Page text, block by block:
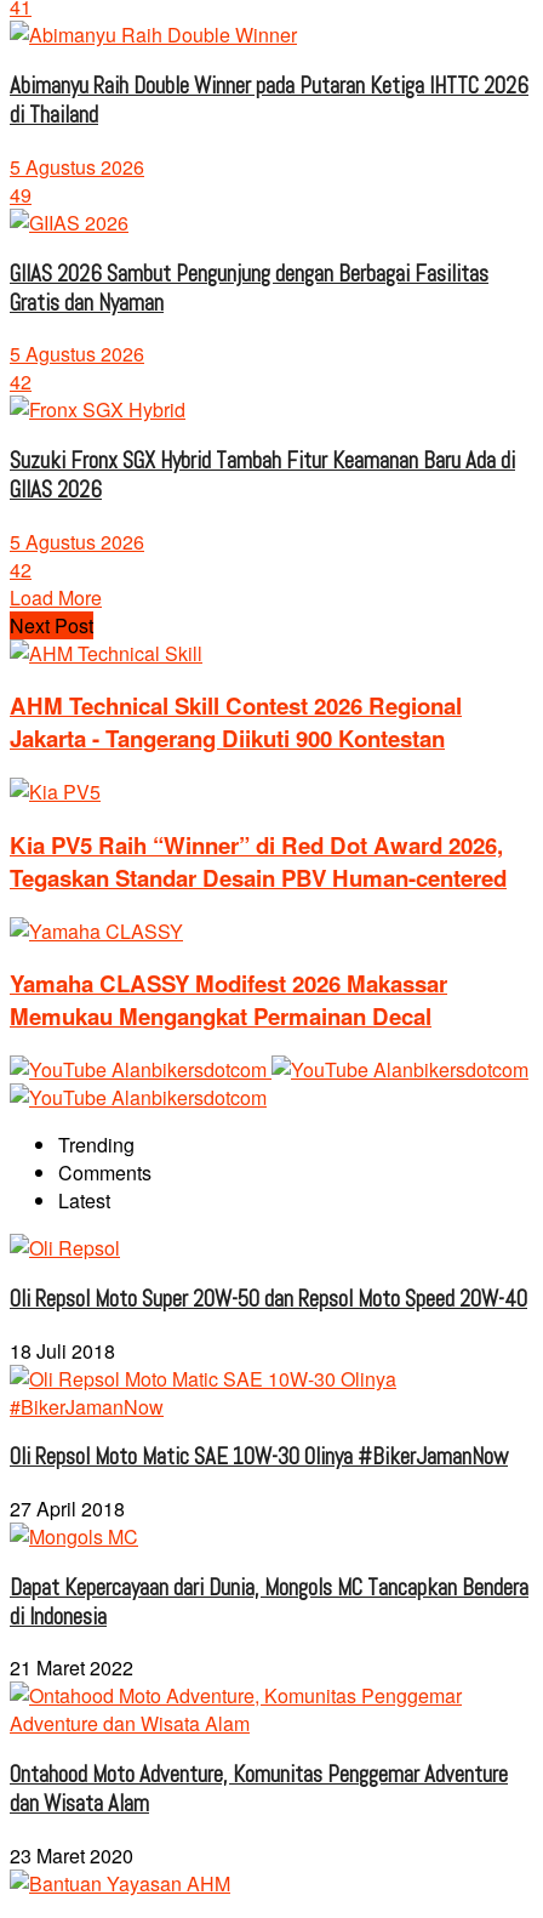
41
Abimanyu Raih Double Winner pada Putaran Ketiga IHTTC 2026
di Thailand
5 Agustus 2026
49
GIIAS 2026 Sambut Pengunjung dengan Berbagai Fasilitas
Gratis dan Nyaman
5 Agustus 2026
42
Suzuki Fronx SGX Hybrid Tambah Fitur Keamanan Baru Ada di
GIIAS 2026
5 Agustus 2026
42
Load More
Next Post
AHM Technical Skill Contest 2026 Regional
Jakarta - Tangerang Diikuti 900 Kontestan
Kia PV5 Raih “Winner” di Red Dot Award 2026,
Tegaskan Standar Desain PBV Human-centered
Yamaha CLASSY Modifest 2026 Makassar
Memukau Mengangkat Permainan Decal
Trending
Comments
Latest
Oli Repsol Moto Super 20W-50 dan Repsol Moto Speed 20W-40
18 Juli 2018
Oli Repsol Moto Matic SAE 10W-30 Olinya #BikerJamanNow
27 April 2018
Dapat Kepercayaan dari Dunia, Mongols MC Tancapkan Bendera
di Indonesia
21 Maret 2022
Ontahood Moto Adventure, Komunitas Penggemar Adventure
dan Wisata Alam
23 Maret 2020